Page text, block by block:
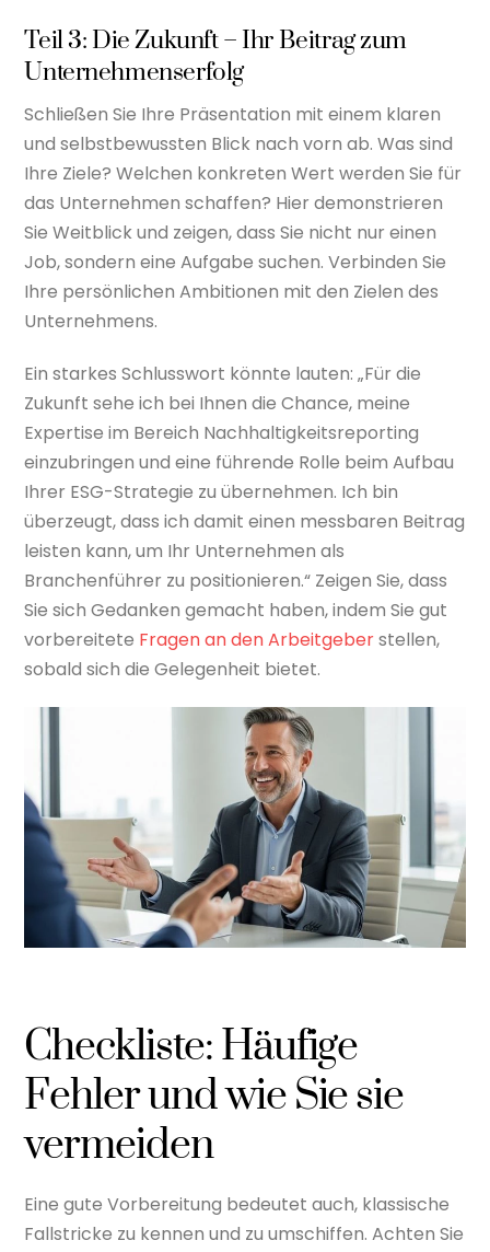
Teil 3: Die Zukunft – Ihr Beitrag zum
Unternehmenserfolg
Schließen Sie Ihre Präsentation mit einem klaren
und selbstbewussten Blick nach vorn ab. Was sind
Ihre Ziele? Welchen konkreten Wert werden Sie für
das Unternehmen schaffen? Hier demonstrieren
Sie Weitblick und zeigen, dass Sie nicht nur einen
Job, sondern eine Aufgabe suchen. Verbinden Sie
Ihre persönlichen Ambitionen mit den Zielen des
Unternehmens.
Ein starkes Schlusswort könnte lauten: „Für die
Zukunft sehe ich bei Ihnen die Chance, meine
Expertise im Bereich Nachhaltigkeitsreporting
einzubringen und eine führende Rolle beim Aufbau
Ihrer ESG-Strategie zu übernehmen. Ich bin
überzeugt, dass ich damit einen messbaren Beitrag
leisten kann, um Ihr Unternehmen als
Branchenführer zu positionieren.“ Zeigen Sie, dass
Sie sich Gedanken gemacht haben, indem Sie gut
vorbereitete Fragen an den Arbeitgeberstellen,
sobald sich die Gelegenheit bietet.
Checkliste: Häufige
Fehler und wie Sie sie
vermeiden
Eine gute Vorbereitung bedeutet auch, klassische
Fallstricke zu kennen und zu umschiffen. Achten Sie